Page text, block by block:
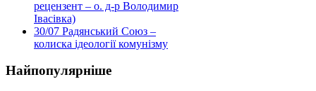
рецензент – о. д-р Володимир
Івасівка)
30/07 Радянський Союз –
колиска ідеології комунізму
Найпопулярніше